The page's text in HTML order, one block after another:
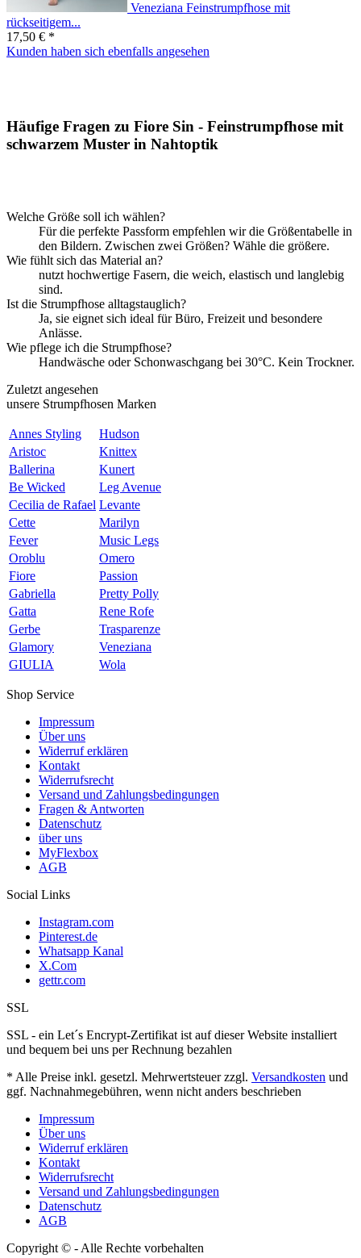
Veneziana Feinstrumpfhose mit
rückseitigem...
17,50 € *
Kunden haben sich ebenfalls angesehen
Häufige Fragen zu Fiore Sin - Feinstrumpfhose mit
schwarzem Muster in Nahtoptik
Welche Größe soll ich wählen?
Für die perfekte Passform empfehlen wir die Größentabelle in
den Bildern. Zwischen zwei Größen? Wähle die größere.
Wie fühlt sich das Material an?
nutzt hochwertige Fasern, die weich, elastisch und langlebig
sind.
Ist die Strumpfhose alltagstauglich?
Ja, sie eignet sich ideal für Büro, Freizeit und besondere
Anlässe.
Wie pflege ich die Strumpfhose?
Handwäsche oder Schonwaschgang bei 30°C. Kein Trockner.
Zuletzt angesehen
unsere Strumpfhosen Marken
Annes Styling
Hudson
Aristoc
Knittex
Ballerina
Kunert
Be Wicked
Leg Avenue
Cecilia de Rafael Levante
Cette
Marilyn
Fever
Music Legs
Oroblu
Omero
Fiore
Passion
Gabriella
Pretty Polly
Gatta
Rene Rofe
Gerbe
Trasparenze
Glamory
Veneziana
GIULIA
Wola
Shop Service
Impressum
Über uns
Widerruf erklären
Kontakt
Widerrufsrecht
Versand und Zahlungsbedingungen
Fragen & Antworten
Datenschutz
über uns
MyFlexbox
AGB
Social Links
Instagram.com
Pinterest.de
Whatsapp Kanal
X.Com
gettr.com
SSL
SSL - ein Let´s Encrypt-Zertifikat ist auf dieser Website installiert
und bequem bei uns per Rechnung bezahlen
* Alle Preise inkl. gesetzl. Mehrwertsteuer zzgl. Versandkosten und
ggf. Nachnahmegebühren, wenn nicht anders beschrieben
Impressum
Über uns
Widerruf erklären
Kontakt
Widerrufsrecht
Versand und Zahlungsbedingungen
Datenschutz
AGB
Copyright © - Alle Rechte vorbehalten